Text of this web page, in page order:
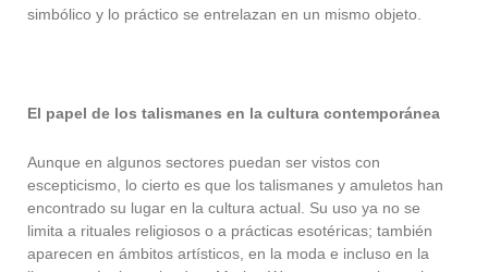
simbólico y lo práctico se entrelazan en un mismo objeto.
El papel de los talismanes en la cultura contemporánea
Aunque en algunos sectores puedan ser vistos con
escepticismo, lo cierto es que los talismanes y amuletos han
encontrado su lugar en la cultura actual. Su uso ya no se
limita a rituales religiosos o a prácticas esotéricas; también
aparecen en ámbitos artísticos, en la moda e incluso en la